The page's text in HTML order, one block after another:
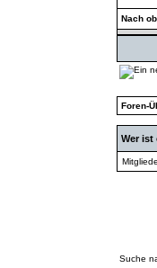
Nach
Foren-
Wer ist
Suche